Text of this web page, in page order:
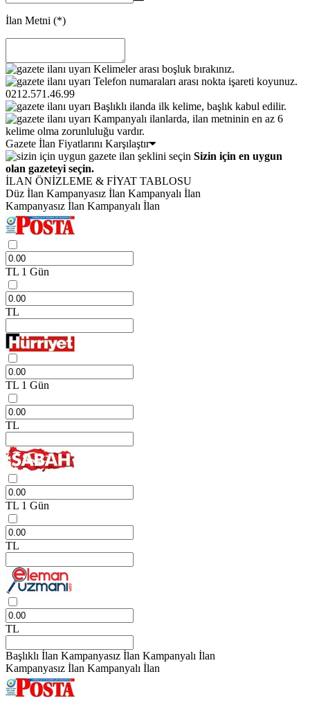
İlan Metni (*)
Kelimeler arası boşluk bırakınız.
Telefon numaraları arası nokta işareti koyunuz.
0212.571.46.99
Başlıklı ilanda ilk kelime, başlık kabul edilir.
Kampanyalı ilanlarda, ilan metninin en az 6
kelime olma zorunluluğu vardır.
Gazete İlan Fiyatlarını Karşılaştır
Sizin için en uygun
olan gazeteyi seçin.
İLAN ÖNİZLEME & FİYAT TABLOSU
Düz İlan Kampanyasız İlan Kampanyalı İlan
Kampanyasız İlan Kampanyalı İlan
TL 1 Gün
TL
TL 1 Gün
TL
TL 1 Gün
TL
TL
Başlıklı İlan Kampanyasız İlan Kampanyalı İlan
Kampanyasız İlan Kampanyalı İlan